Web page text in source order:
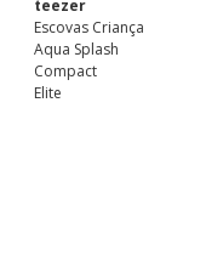
teezer
Escovas Criança
Aqua Splash
Compact
Elite